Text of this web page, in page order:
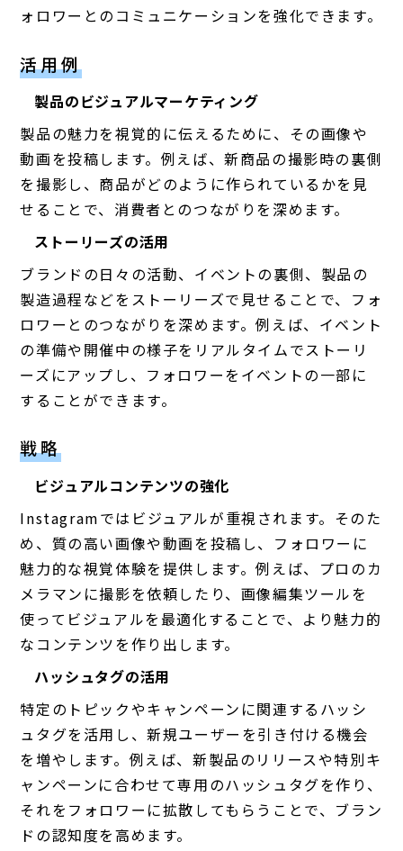
ォロワーとのコミュニケーションを強化できます。
活用例
製品のビジュアルマーケティング
製品の魅力を視覚的に伝えるために、その画像や
動画を投稿します。例えば、新商品の撮影時の裏側
を撮影し、商品がどのように作られているかを見
せることで、消費者とのつながりを深めます。
ストーリーズの活用
ブランドの日々の活動、イベントの裏側、製品の
製造過程などをストーリーズで見せることで、フォ
ロワーとのつながりを深めます。例えば、イベント
の準備や開催中の様子をリアルタイムでストーリ
ーズにアップし、フォロワーをイベントの一部に
することができます。
戦略
ビジュアルコンテンツの強化
Instagramではビジュアルが重視されます。そのた
め、質の高い画像や動画を投稿し、フォロワーに
魅力的な視覚体験を提供します。例えば、プロのカ
メラマンに撮影を依頼したり、画像編集ツールを
使ってビジュアルを最適化することで、より魅力的
なコンテンツを作り出します。
ハッシュタグの活用
特定のトピックやキャンペーンに関連するハッシ
ュタグを活用し、新規ユーザーを引き付ける機会
を増やします。例えば、新製品のリリースや特別キ
ャンペーンに合わせて専用のハッシュタグを作り、
それをフォロワーに拡散してもらうことで、ブラン
ドの認知度を高めます。